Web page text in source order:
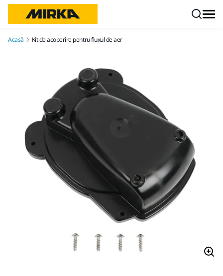
Acasă Kit de acoperire pentru fluxul de aer